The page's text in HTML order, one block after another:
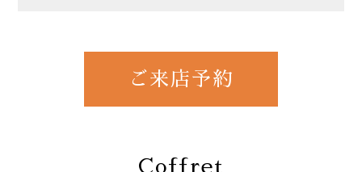
ご来店予約
Coffret